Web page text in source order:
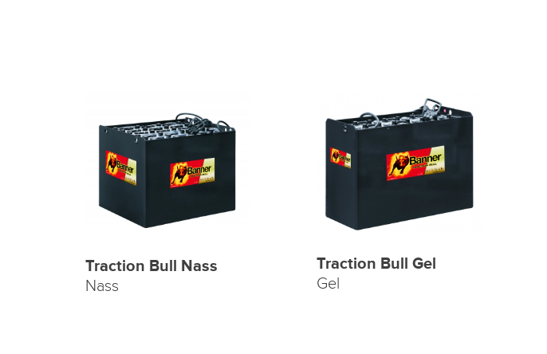
Traction Bull Nass
Nass
Traction Bull Gel
Gel